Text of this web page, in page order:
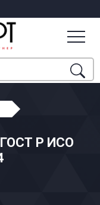
ГОСТ Р ИСО